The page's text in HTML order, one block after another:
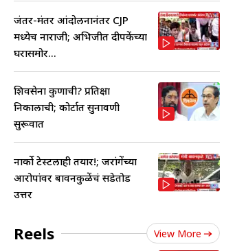
जंतर-मंतर आंदोलनानंतर CJP
मध्येच नाराजी; अभिजीत दीपकेंच्या
घरासमोर...
शिवसेना कुणाची? प्रतिक्षा
निकालाची; कोर्टात सुनावणी
सुरूवात
नार्को टेस्टलाही तयार!; जरांगेंच्या
आरोपांवर बावनकुळेंचं सडेतोड
उत्तर
Reels View More